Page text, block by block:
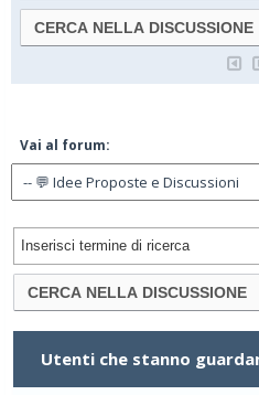
Vai al forum:
Utenti che stanno